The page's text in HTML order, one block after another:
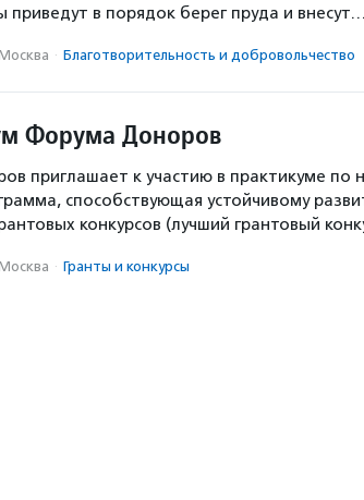
приведут в порядок берег пруда и
· Благотвори­тель­ность и доброволь­чест­во
Форума Доноров
приглашает к участию в практикуме по
способствующая устойчивому
конкурсов (лучший грантовый
· Гранты и конкурсы